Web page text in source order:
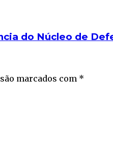
do Núcleo de
marcados com *